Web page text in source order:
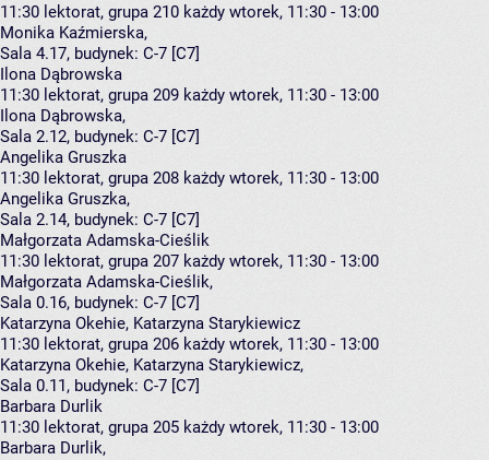
11:30 lektorat, grupa 210 każdy wtorek, 11:30 - 13:00
Monika Kaźmierska,
Sala 4.17, budynek: C-7 [C7]
Ilona Dąbrowska
11:30 lektorat, grupa 209 każdy wtorek, 11:30 - 13:00
Ilona Dąbrowska,
Sala 2.12, budynek: C-7 [C7]
Angelika Gruszka
11:30 lektorat, grupa 208 każdy wtorek, 11:30 - 13:00
Angelika Gruszka,
Sala 2.14, budynek: C-7 [C7]
Małgorzata Adamska-Cieślik
11:30 lektorat, grupa 207 każdy wtorek, 11:30 - 13:00
Małgorzata Adamska-Cieślik,
Sala 0.16, budynek: C-7 [C7]
Katarzyna Okehie, Katarzyna Starykiewicz
11:30 lektorat, grupa 206 każdy wtorek, 11:30 - 13:00
Katarzyna Okehie, Katarzyna Starykiewicz,
Sala 0.11, budynek: C-7 [C7]
Barbara Durlik
11:30 lektorat, grupa 205 każdy wtorek, 11:30 - 13:00
Barbara Durlik,